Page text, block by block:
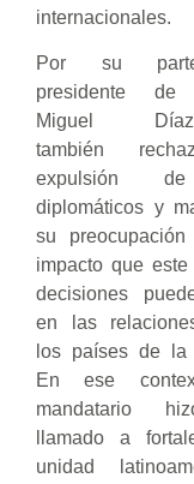
internacionales.
Por su
presidente de
Miguel Díaz-
también
expulsión
diplomáticos y
su
impacto que
decisiones
en las
los países de la
En ese
mandatario
llamado a
unidad